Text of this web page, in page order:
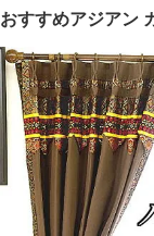
おすすめアジアン